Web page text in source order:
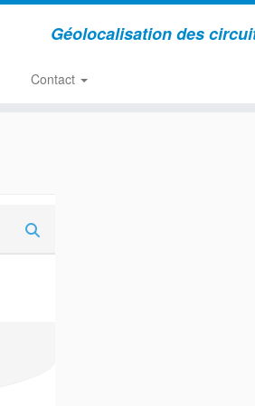
Géolocalisation des
Contact